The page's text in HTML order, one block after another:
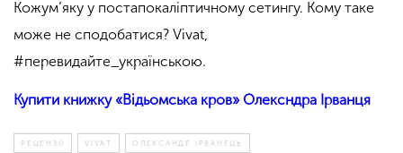
Кожум’яку у постапокаліптичному сетингу. Кому таке
може не сподобатися? Vivat,
#перевидайте_українською.
Купити книжку «Відьомська кров» Олексндра Ірванця
РЕЦЕНЗІЇ VIVAT ОЛЕКСАНДР ІРВАНЕЦЬ